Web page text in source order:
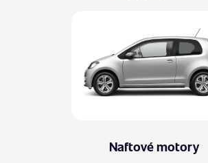
Naftové motory